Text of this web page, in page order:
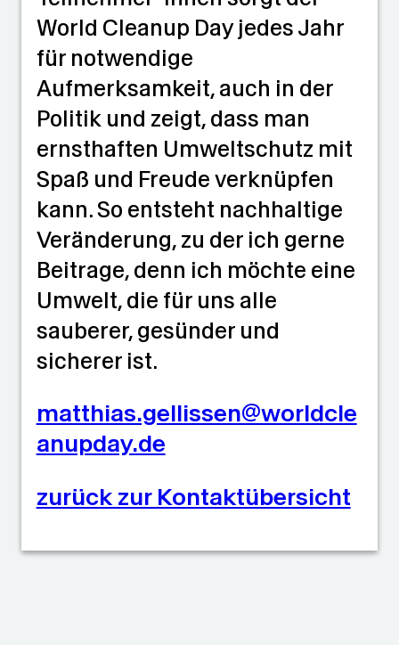
World Cleanup Day jedes Jahr
für notwendige
Aufmerksamkeit, auch in der
Politik und zeigt, dass man
ernsthaften Umweltschutz mit
Spaß und Freude verknüpfen
kann. So entsteht nachhaltige
Veränderung, zu der ich gerne
Beitrage, denn ich möchte eine
Umwelt, die für uns alle
sauberer, gesünder und
sicherer ist.
matthias.gellissen@worldcle
anupday.de
zurück zur Kontaktübersicht